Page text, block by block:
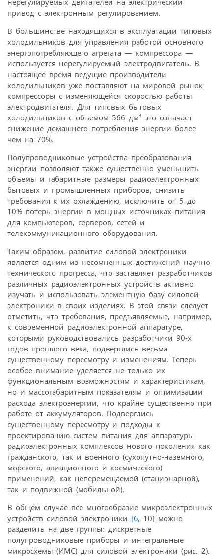
привод с электронным регулированием.
В большинстве находящихся в эксплуатации типовых
холодильников для управления работой основного
энергопотребляющего агрегата — компрессора —
используется нерегулируемый электродвигатель. В
настоящее время ведущие производители
холодильников уже поставляют на мировой рынок
компрессоры с изменяющейся скоростью работы
электродвигателя. Для типовых бытовых
холодильников с объемом 566 дм3 это означает
снижение домашнего потребления энергии более
чем на 70%.
Полупроводниковые устройства преобразования
энергии позволяют также существенно уменьшить
объемы и габаритные размеры радиоэлектронных
бытовых и промышленных приборов, снизить
требования к их охлаждению, исключить от 5 до
10% потерь энергии в мощных источниках питания
для компьютеров, серверов, сетей и
телекоммуникационного оборудования.
Таким образом, развитие силовой электроники
является одним из несомненных достижений научно-
технического прогресса, что заставляет разработчиков
различных радиоэлектронных устройств активно
изучать и использовать элементную базу силовой
электроники в своих изделиях. В этой связи следует
отметить, что требования, предъявляемые, например,
к современной радиоэлектронной аппаратуре,
которыми руководствовались разработчики 90-х
годов прошлого века, подверглись весьма
существенному пересмотру и изменениям. Теперь
особое внимание уделяется не только их
функциональным возможностям и характеристикам,
но и массогабаритным показателям и оптимизации
расхода электроэнергии, что крайне существенно при
работе от аккумуляторов. Подверглись
существенному пересмотру и подходы к
проектированию систем питания для аппаратуры
радиоэлектронных комплексов нового поколения как
гражданского, так и военного (сухопутно-наземного,
морского, авиационного и космического)
применений, как неперемещаемой (стационарной),
так и подвижной (мобильной).
В общем случае все многообразие микроэлектронных
устройств силовой электроники [6, 10] можно
разделить на две группы: дискретные
полупроводниковые приборы и интегральные
микросхемы (ИМС) для силовой электроники (рис. 2).